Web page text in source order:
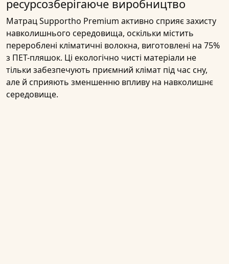
ресурсозберігаюче виробництво
Матрац Supportho Premium активно сприяє захисту
навколишнього середовища, оскільки містить
перероблені кліматичні волокна, виготовлені на 75%
з ПЕТ-пляшок. Ці екологічно чисті матеріали не
тільки забезпечують приємний клімат під час сну,
але й сприяють зменшенню впливу на навколишнє
середовище.